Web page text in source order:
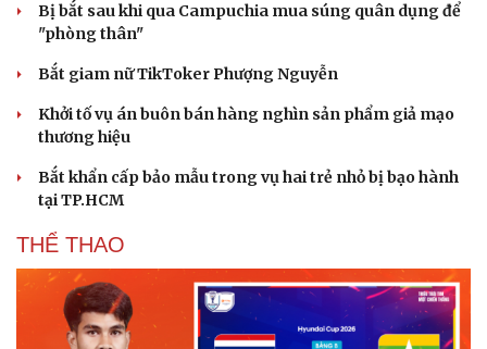
Du lịch
Săn Tour
Podcast
Đọc truyện đêm khuya
Kể chuyện cho bé
Bị bắt sau khi qua Campuchia mua súng quân dụng để
"phòng thân"
Bắt giam nữ TikToker Phượng Nguyễn
Khởi tố vụ án buôn bán hàng nghìn sản phẩm giả mạo
thương hiệu
Bắt khẩn cấp bảo mẫu trong vụ hai trẻ nhỏ bị bạo hành
tại TP.HCM
THỂ THAO